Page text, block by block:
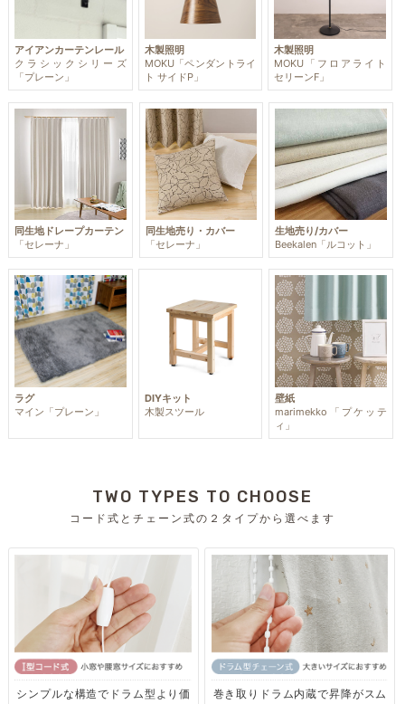
アイアンカーテンレール
クラシックシリーズ
「プレーン」
木製照明
MOKU「ペンダントライ
ト サイドP」
木製照明
MOKU「フロアライト
セリーンF」
同生地ドレープカーテン
「セレーナ」
同生地売り・カバー
「セレーナ」
生地売り/カバー
Beekalen「ルコット」
ラグ
マイン「プレーン」
DIYキット
木製スツール
壁紙
marimekko「プケッテ
ィ」
TWO TYPES TO CHOOSE
コード式とチェーン式の２タイプから選べます
シンプルな構造でドラム型より価
巻き取りドラム内蔵で昇降がスム